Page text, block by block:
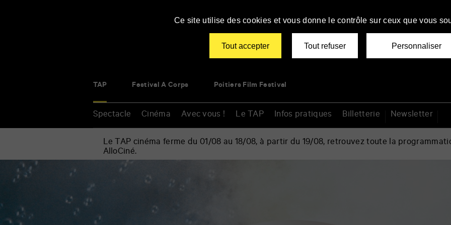
TAP Festival À Corps Poitiers Film Festival
Spectacle Cinéma Avec vous ! Le TAP Infos pratiques Billetterie Newsletter
Le TAP cinéma ferme du 01/08 au 18/08, à partir du 19/08, retrouvez toute la
AlloCiné.
Renseigner
Accueil
Spectacle
»
Slava’s
Snowshow
Ce site utilise des cookies et vous donne le contrôle sur ceux que vous
Tout accepter Tout refuser Personnaliser